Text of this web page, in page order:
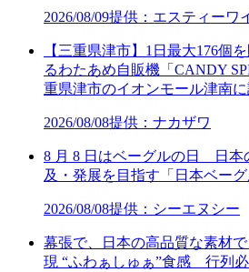
2026/08/09提供：エスティーワ
【三重県津市】1日最大176個
るわたあめ自販機「CANDY
重県津市のイオンモール津南に
2026/08/08提供：ナカザワ
8 月 8 日はベーグルの日 日本
及・発展を目指す「日本ベー
2026/08/08提供：シーエヌシー
幕張で、日本の高品質な素材
現 “ふわぁしゅぁ”食感 行列